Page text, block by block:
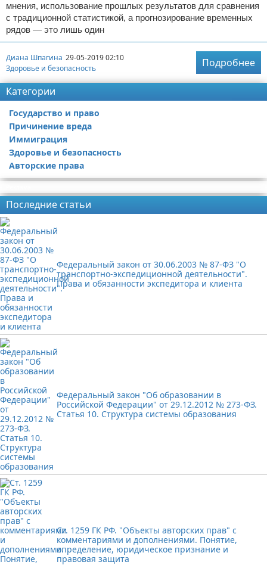
мнения, использование прошлых результатов для сравнения
с традиционной статистикой, а прогнозирование временных
рядов — это лишь один
Диана Шпагина 29-05-2019 02:10
Здоровье и безопасность
Подробнее
Категории
Государство и право
Причинение вреда
Иммиграция
Здоровье и безопасность
Авторские права
Последние статьи
Федеральный закон от 30.06.2003 № 87-ФЗ "О
транспортно-экспедиционной деятельности".
Права и обязанности экспедитора и клиента
Федеральный закон "Об образовании в
Российской Федерации" от 29.12.2012 № 273-ФЗ.
Статья 10. Структура системы образования
Ст. 1259 ГК РФ. "Объекты авторских прав" с
комментариями и дополнениями. Понятие,
определение, юридическое признание и
правовая защита